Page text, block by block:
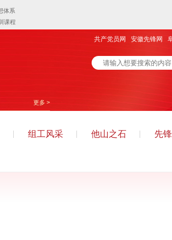
共产党员网 安徽先锋网
更多 >
组工风采 他山之石 先